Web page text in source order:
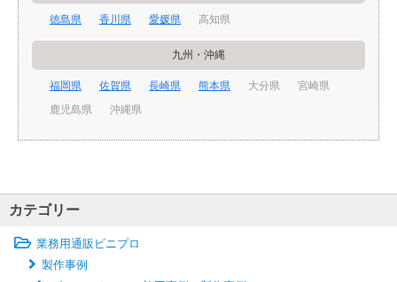
徳島県 香川県 愛媛県 高知県
九州・沖縄
福岡県 佐賀県 長崎県 熊本県 大分県
宮崎県
鹿児島県
沖縄県
カテゴリー
業務用通販ビニプロ
製作事例